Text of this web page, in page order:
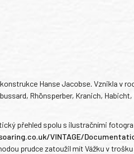
Hanse Jacobse. Vznikla v
Rhönsperber, Kranich, Habicht,
přehled spolu s ilustračními
VINTAGE/
prudce zatoužil mít Vážku v